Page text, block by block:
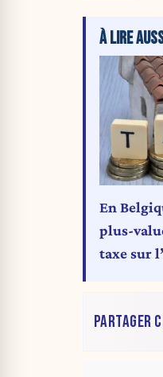
À LIRE
En
plus-
taxe sur
PARTAGER